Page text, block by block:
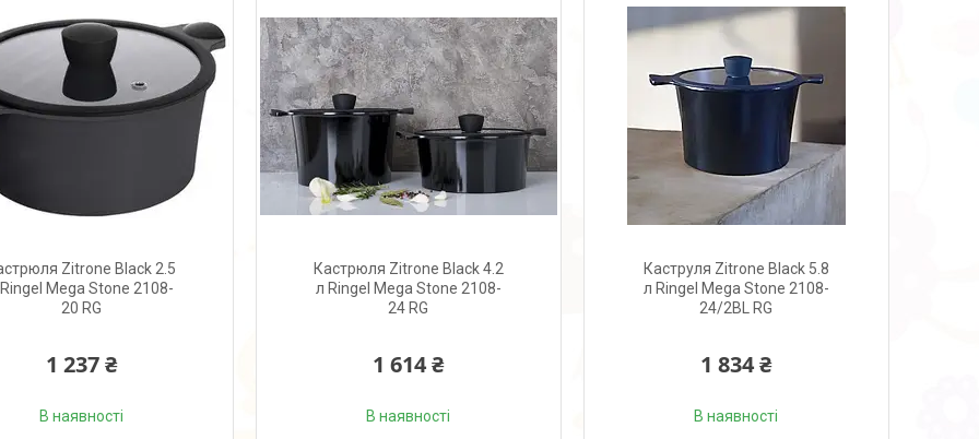
Zitrone Black 2.5
Mega Stone 2108-
20 RG
1 237 ₴
В наявності
Кастрюля Zitrone Black 4.2
л Ringel Mega Stone 2108-
24 RG
1 614 ₴
В наявності
Каструля Zitrone Black 5.8
л Ringel Mega Stone 2108-
24/2BL RG
1 834 ₴
В наявності